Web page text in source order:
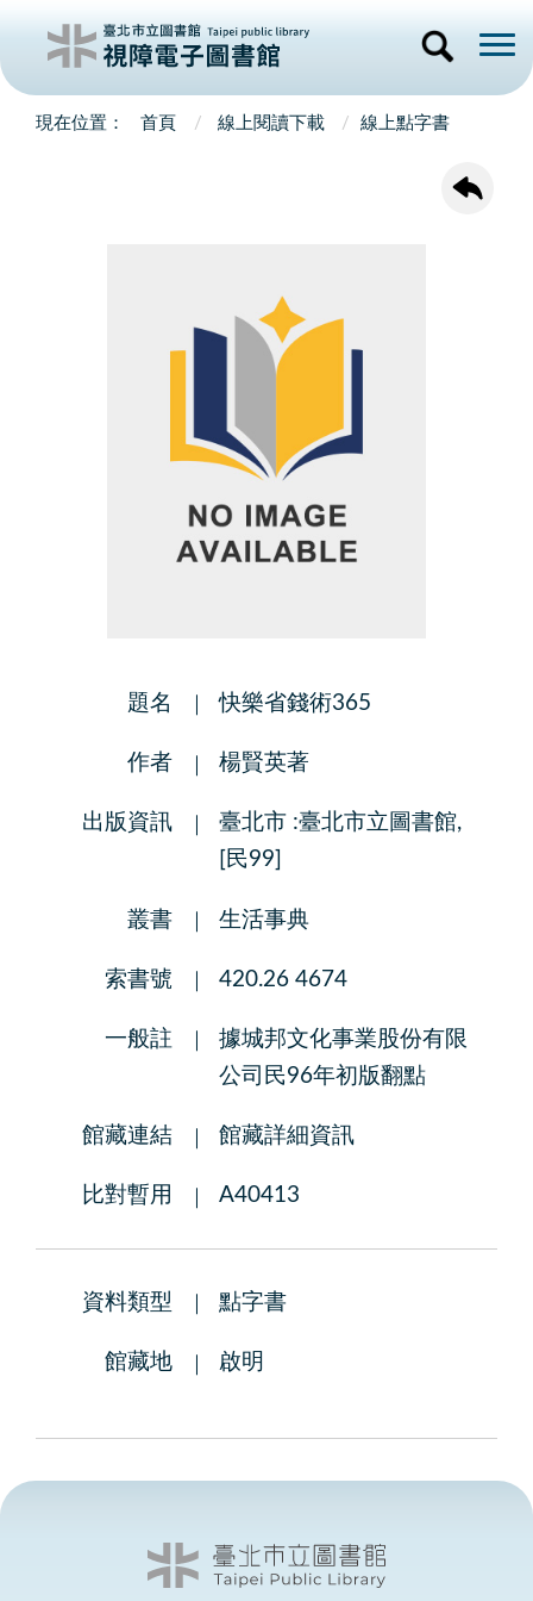
首頁 線上閱讀下載 線上點字書
題名 快樂省錢術365
作者 楊賢英著
出版資訊
臺北市 :臺北市立圖書館,
[民99]
叢書 生活事典
索書號 420.26 4674
一般註
據城邦文化事業股份有限
公司民96年初版翻點
館藏連結 館藏詳細資訊
比對暫用 A40413
資料類型 點字書
館藏地 啟明